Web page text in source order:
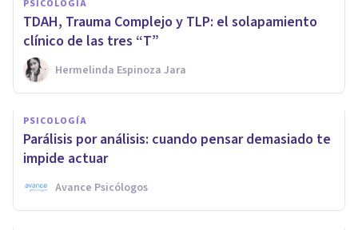
PSICOLOGÍA
TDAH, Trauma Complejo y TLP: el solapamiento
clínico de las tres “T”
Hermelinda Espinoza Jara
PSICOLOGÍA
Parálisis por análisis: cuando pensar demasiado te
impide actuar
Avance Psicólogos